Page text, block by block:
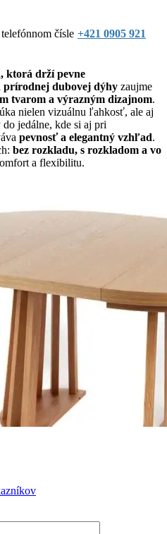
čísle +421 0905 921
ktorá drží pevne
prírodnej dubovej dýhy zaujme
tvarom a výrazným dizajnom.
nielen vizuálnu ľahkosť, ale aj
do jedálne, kde si aj pri
pevnosť a elegantný vzhľad.
bez rozkladu, s rozkladom a vo
a flexibilitu.